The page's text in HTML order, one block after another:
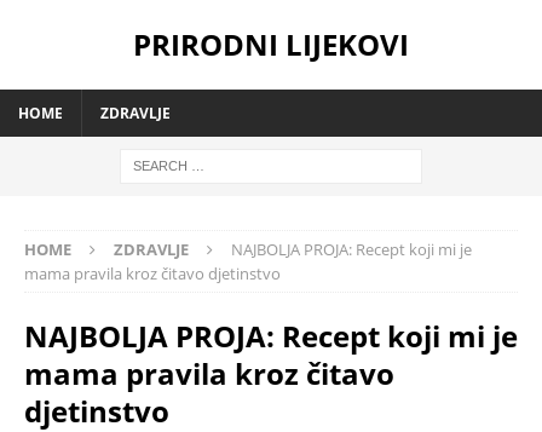
PRIRODNI LIJEKOVI
HOME ZDRAVLJE
HOME ZDRAVLJE
NAJBOLJA PROJA: Recept koji mi je
mama pravila kroz čitavo djetinstvo
NAJBOLJA PROJA: Recept koji mi je
mama pravila kroz čitavo
djetinstvo